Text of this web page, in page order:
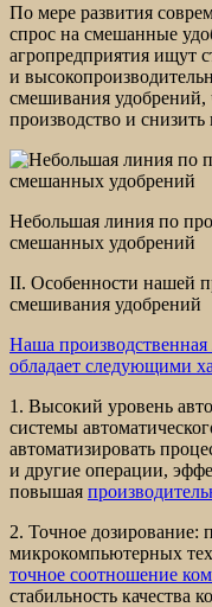
По мере развития
спрос на смешанные
агропредприятия ищут
и
смешивания удобрений,
производство и
Небольшая линия по
смешанных удобрений
II. Особенности нашей
смешивания удобрений
Наша
обладает следующими
1. Высокий уровень
системы
автоматизировать
и другие операции,
повышая
2. Точное дозирование:
микрокомпьютерных
точное соотношение
стабильность качества